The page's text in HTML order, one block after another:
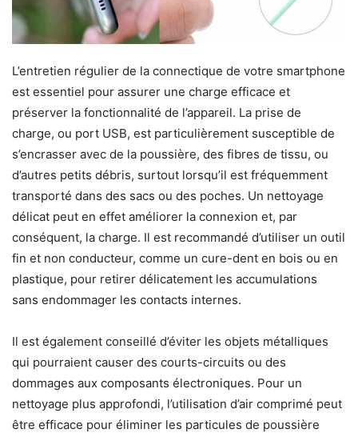
L’entretien régulier de la connectique de votre smartphone
est essentiel pour assurer une charge efficace et
préserver la fonctionnalité de l’appareil. La prise de
charge, ou port USB, est particulièrement susceptible de
s’encrasser avec de la poussière, des fibres de tissu, ou
d’autres petits débris, surtout lorsqu’il est fréquemment
transporté dans des sacs ou des poches. Un nettoyage
délicat peut en effet améliorer la connexion et, par
conséquent, la charge. Il est recommandé d’utiliser un outil
fin et non conducteur, comme un cure-dent en bois ou en
plastique, pour retirer délicatement les accumulations
sans endommager les contacts internes.
Il est également conseillé d’éviter les objets métalliques
qui pourraient causer des courts-circuits ou des
dommages aux composants électroniques. Pour un
nettoyage plus approfondi, l’utilisation d’air comprimé peut
être efficace pour éliminer les particules de poussière